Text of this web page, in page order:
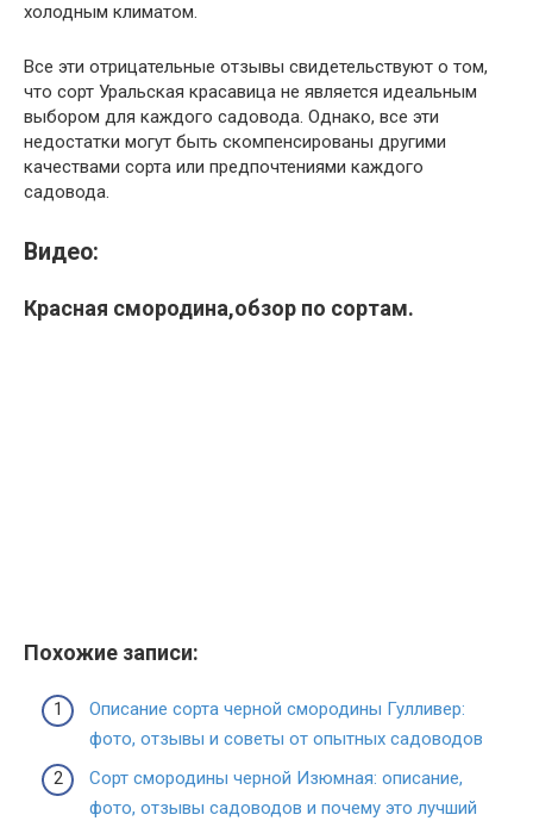
холодным климатом.
Все эти отрицательные отзывы свидетельствуют о том,
что сорт Уральская красавица не является идеальным
выбором для каждого садовода. Однако, все эти
недостатки могут быть скомпенсированы другими
качествами сорта или предпочтениями каждого
садовода.
Видео:
Красная смородина,обзор по сортам.
Похожие записи:
Описание сорта черной смородины Гулливер:
фото, отзывы и советы от опытных садоводов
Сорт смородины черной Изюмная: описание,
фото, отзывы садоводов и почему это лучший